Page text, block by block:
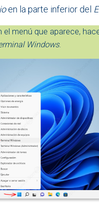
en la parte inferior del
el menú que aparece,
Windows.